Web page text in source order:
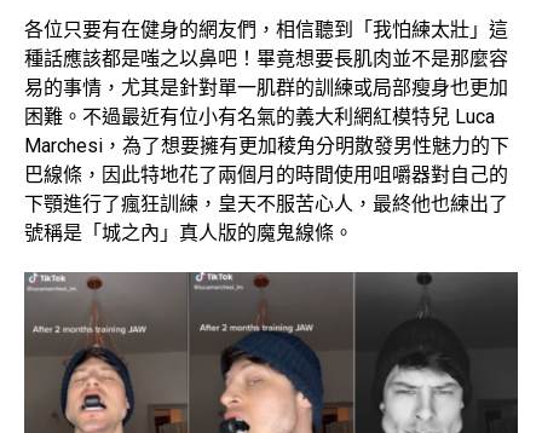
各位只要有在健身的網友們，相信聽到「我怕練太壯」這
種話應該都是嗤之以鼻吧！畢竟想要長肌肉並不是那麼容
易的事情，尤其是針對單一肌群的訓練或局部瘦身也更加
困難。不過最近有位小有名氣的義大利網紅模特兒 Luca
Marchesi，為了想要擁有更加稜角分明散發男性魅力的下
巴線條，因此特地花了兩個月的時間使用咀嚼器對自己的
下顎進行了瘋狂訓練，皇天不服苦心人，最終他也練出了
號稱是「城之內」真人版的魔鬼線條。